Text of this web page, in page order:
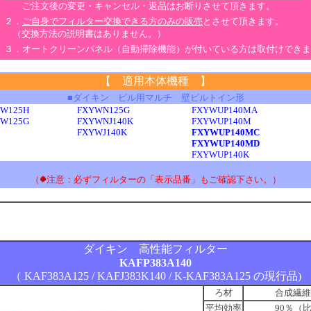
ご注文後の変更・キャンセル・返品はお断りさせて頂きます。
２． ご自身でフィルター交換できる方のみの販売 とさせて頂きます。
（交換方法の説明書はありません。）
３．オートクリーンパネル（自動掃除機能）が付いている方は取付けできま
【 適用本体機種 】
■ダイキン ビル用マルチ 壁ビルトイン形
FXYWN125G
FXYWNJ140K
FXYWJ140K
FXYWUP140MA
FXYWUP140M
FXYWUP140MC
FXYWUP140MD
FXYWUP140K
（ 注意：必ずフィルターの「表示品番」もご確認下さい。）
ダイキン 高性能フィルター
KAFP383A140
（ KAF383A125 / KAFJ383K140 / K-KAF383A125 の現行品)
ろ材
合成繊
平均効率
90％（比